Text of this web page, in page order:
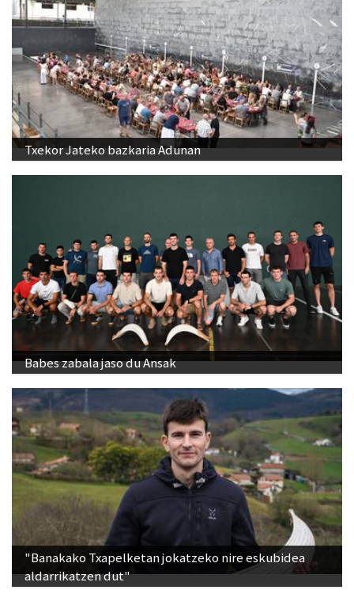
Txekor Jateko bazkaria Adunan
Babes zabala jaso du Ansak
"Banakako Txapelketan jokatzeko nire eskubidea
aldarrikatzen dut"